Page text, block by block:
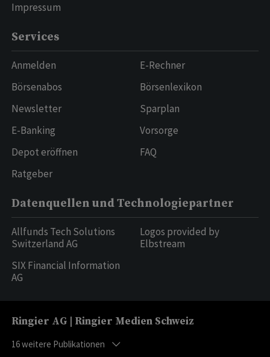
Impressum
Services
Anmelden
Börsenabos
Newsletter
E-Banking
Depot eröffnen
Ratgeber
E-Rechner
Börsenlexikon
Sparplan
Vorsorge
FAQ
Datenquellen und Technologiepartner
Allfunds Tech Solutions
Switzerland AG
SIX Financial Information
AG
Logos provided by
Elbstream
Ringier AG | Ringier Medien Schweiz
16weitere Publikationen